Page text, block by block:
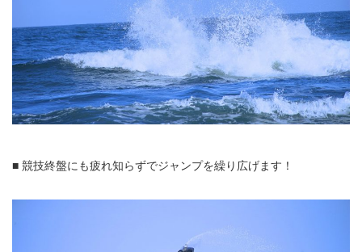
■ 競技終盤にも疲れ知らずでジャンプを繰り広げます！